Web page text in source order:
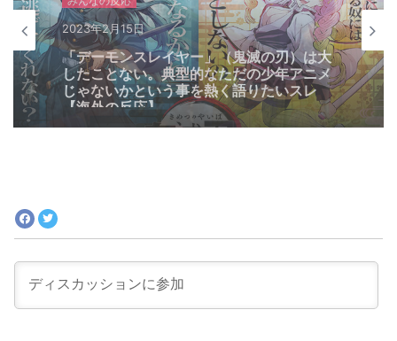
アニメ（海外の反応）
2023年2月14日
アニメ町おこしの成功のカギとは？〜水木
しげるロードとらき☆すたの例を見る〜